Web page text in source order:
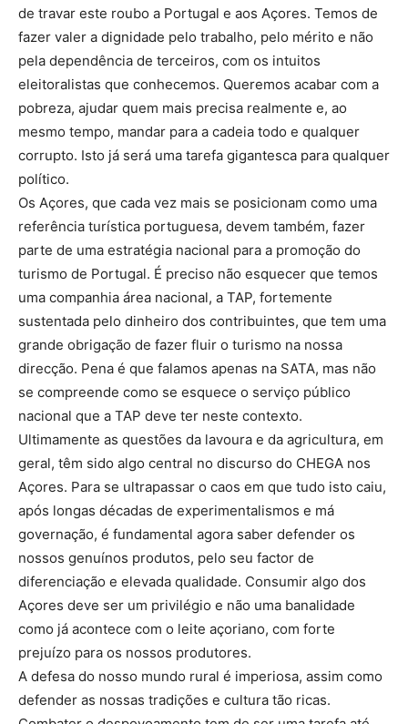
de travar este roubo a Portugal e aos Açores. Temos de
fazer valer a dignidade pelo trabalho, pelo mérito e não
pela dependência de terceiros, com os intuitos
eleitoralistas que conhecemos. Queremos acabar com a
pobreza, ajudar quem mais precisa realmente e, ao
mesmo tempo, mandar para a cadeia todo e qualquer
corrupto. Isto já será uma tarefa gigantesca para qualquer
político.
Os Açores, que cada vez mais se posicionam como uma
referência turística portuguesa, devem também, fazer
parte de uma estratégia nacional para a promoção do
turismo de Portugal. É preciso não esquecer que temos
uma companhia área nacional, a TAP, fortemente
sustentada pelo dinheiro dos contribuintes, que tem uma
grande obrigação de fazer fluir o turismo na nossa
direcção. Pena é que falamos apenas na SATA, mas não
se compreende como se esquece o serviço público
nacional que a TAP deve ter neste contexto.
Ultimamente as questões da lavoura e da agricultura, em
geral, têm sido algo central no discurso do CHEGA nos
Açores. Para se ultrapassar o caos em que tudo isto caiu,
após longas décadas de experimentalismos e má
governação, é fundamental agora saber defender os
nossos genuínos produtos, pelo seu factor de
diferenciação e elevada qualidade. Consumir algo dos
Açores deve ser um privilégio e não uma banalidade
como já acontece com o leite açoriano, com forte
prejuízo para os nossos produtores.
A defesa do nosso mundo rural é imperiosa, assim como
defender as nossas tradições e cultura tão ricas.